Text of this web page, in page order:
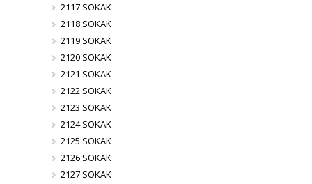
2117 SOKAK
2118 SOKAK
2119 SOKAK
2120 SOKAK
2121 SOKAK
2122 SOKAK
2123 SOKAK
2124 SOKAK
2125 SOKAK
2126 SOKAK
2127 SOKAK